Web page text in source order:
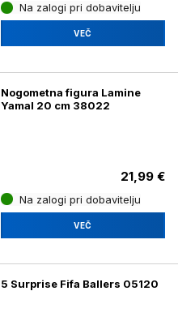
Na zalogi pri dobavitelju
VEČ
Nogometna figura Lamine
Yamal 20 cm 38022
21,99 €
Na zalogi pri dobavitelju
VEČ
5 Surprise Fifa Ballers 05120